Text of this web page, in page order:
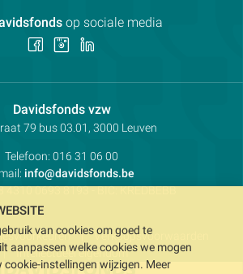
Davidsfonds vzwContactpersoon:
79 bus 03.01, 3000 Leuven
Telefoon: 016 31 06 00
info@davidsfonds.be
4310 0693 8193- BIC:KREDBEBB
Verkoopsvoorwaarden
Intellectueel eigendom
op sociale media
Volg
ons
Volg
van cookies om goed te
aanpassen welke cookies we mogen
cookie-instellingen wijzigen. Meer